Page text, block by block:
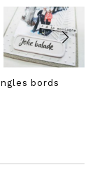
bords